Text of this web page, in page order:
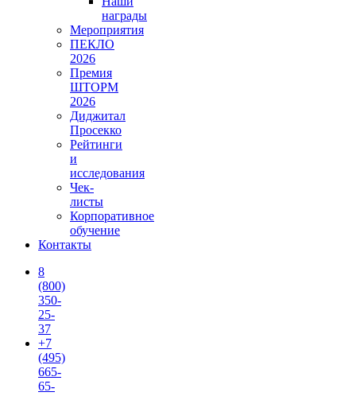
награды
Мероприятия
ПЕКЛО
2026
Премия
ШТОРМ
2026
Диджитал
Просекко
Рейтинги
и
исследования
Чек-
листы
Корпоративное
обучение
Контакты
8
(800)
350-
25-
37
+7
(495)
665-
65-